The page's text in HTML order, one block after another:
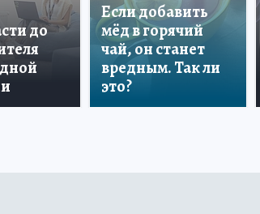
до
Если добавить
мёд в горячий
чай, он станет
вредным. Так ли
это?